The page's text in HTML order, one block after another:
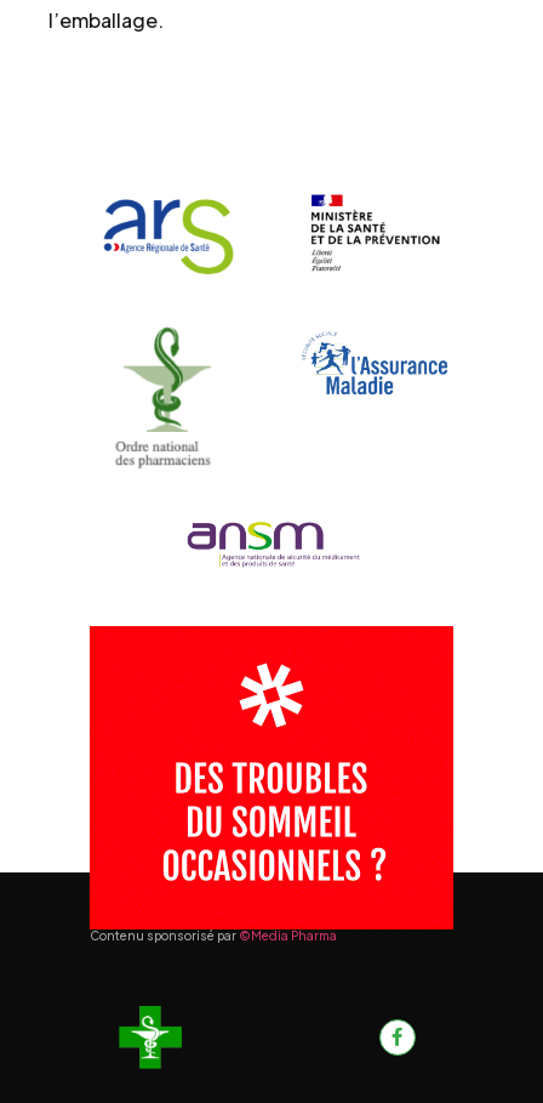
l’emballage.
Contenu sponsorisé par ©Media Pharma